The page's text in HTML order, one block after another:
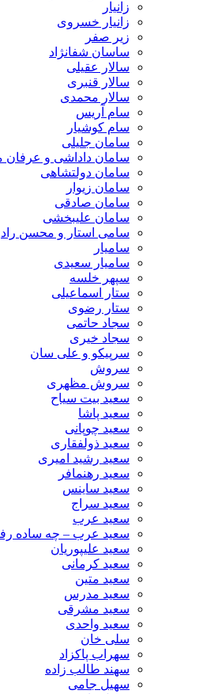
زانیار خسروی
زیر صفر
ساسان شفانژاد
سالار عقیلی
سالار قنبری
سالار محمدی
سام آریس
سام کوشیار
سامان جلیلی
سامان داداشی و عرفان محمدزاده
سامان دولتشاهی
سامان زیوار
سامان صادقی
سامان علیبخشی
سامی استار و محسن راد
سامیار
سامیار سعیدی
سپهر خلسه
ستار اسماعیلی
ستار رضوی
سجاد حاتمی
سجاد خیری
سرپیکو و علی سان
سروش
سروش مظهری
سعید بیت سیاح
سعید پاشا
سعید چوپانی
سعید ذولفقاری
سعید رشید امیری
سعید رهنمافر
سعید ساینس
سعید سراج
سعید عرب
سعید عرب – چه ساده رفتی
سعید علیپوریان
سعید کرمانی
سعید متین
سعید مدرس
سعید مشرقی
سعید واحدی
سلی خان
سهراب پاکزاد
سهند طالب زاده
سهیل جامی